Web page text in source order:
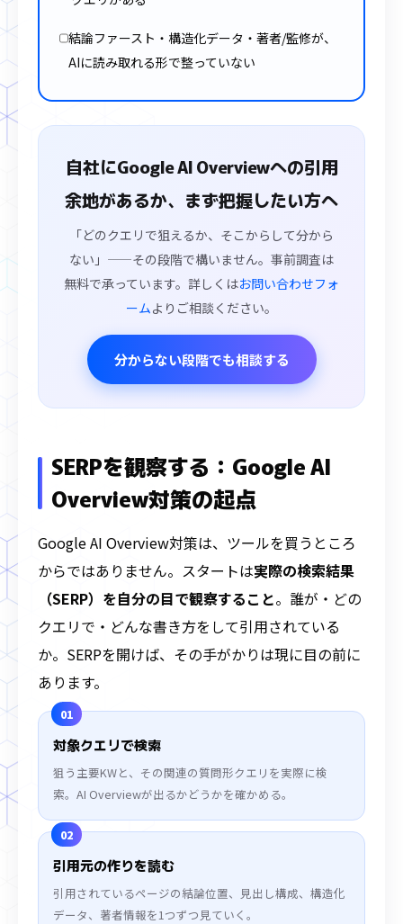
結論ファースト・構造化データ・著者/監修が、
AIに読み取れる形で整っていない
自社にGoogle AI Overviewへの引用
余地があるか、まず把握したい方へ
「どのクエリで狙えるか、そこからして分から
ない」——その段階で構いません。事前調査は
無料で承っています。詳しくはお問い合わせフォ
ームよりご相談ください。
分からない段階でも相談する
SERPを観察する：Google AI
Overview対策の起点
Google AI Overview対策は、ツールを買うところ
からではありません。スタートは実際の検索結果
（SERP）を自分の目で観察すること。誰が・どの
クエリで・どんな書き方をして引用されている
か。SERPを開けば、その手がかりは現に目の前に
あります。
01
対象クエリで検索
狙う主要KWと、その関連の質問形クエリを実際に検
索。AI Overviewが出るかどうかを確かめる。
02
引用元の作りを読む
引用されているページの結論位置、見出し構成、構造化
データ、著者情報を1つずつ見ていく。